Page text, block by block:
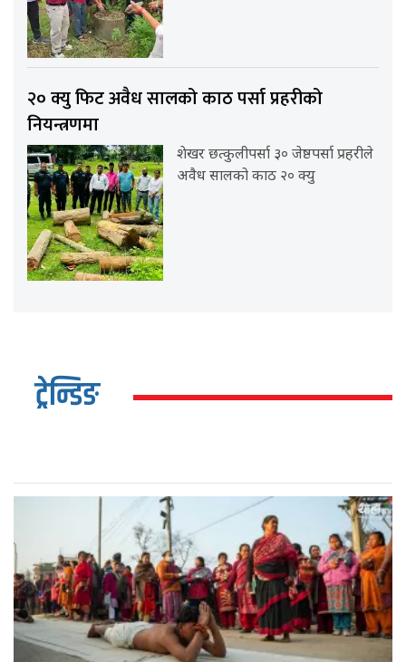
२० क्यु फिट अवैध सालको काठ पर्सा प्रहरीको
नियन्त्रणमा
शेखर छत्कुलीपर्सा ३० जेष्ठपर्सा प्रहरीले
अवैध सालको काठ २० क्यु
ट्रेन्डिङ